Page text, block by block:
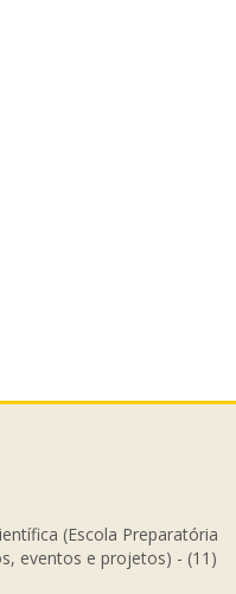
(Escola Preparatória
eventos e projetos) - (11)